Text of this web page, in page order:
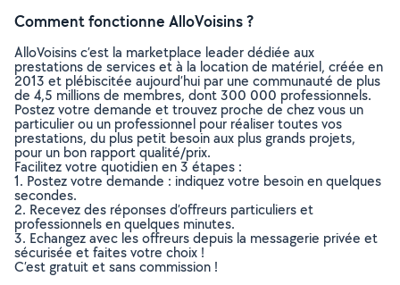
Comment fonctionne AlloVoisins ?
AlloVoisins c’est la marketplace leader dédiée aux
prestations de services et à la location de matériel, créée en
2013 et plébiscitée aujourd’hui par une communauté de plus
de 4,5 millions de membres, dont 300 000 professionnels.
Postez votre demande et trouvez proche de chez vous un
particulier ou un professionnel pour réaliser toutes vos
prestations, du plus petit besoin aux plus grands projets,
pour un bon rapport qualité/prix.
Facilitez votre quotidien en 3 étapes :
1. Postez votre demande : indiquez votre besoin en quelques
secondes.
2. Recevez des réponses d’offreurs particuliers et
professionnels en quelques minutes.
3. Echangez avec les offreurs depuis la messagerie privée et
sécurisée et faites votre choix !
C’est gratuit et sans commission !